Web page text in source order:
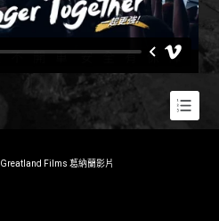
Films 葛納蘭影片